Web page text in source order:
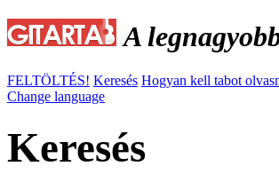
A
FELTÖLTÉS! Keresés Hogyan kell tabot
Change language
Keresés